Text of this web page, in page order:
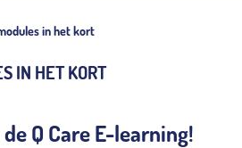
in het kort
IN HET KORT
Q Care E-learning!